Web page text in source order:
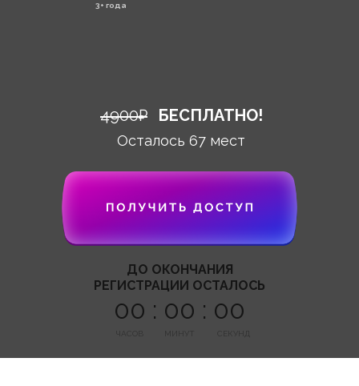
4900₽ БЕСПЛАТНО!
Осталось 67 мест
3+ года
ДО ОКОНЧАНИЯ
РЕГИСТРАЦИИ ОСТАЛОСЬ
00 : 00 : 00
МИНУТ